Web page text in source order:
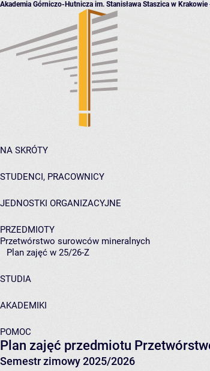
Akademia Górniczo-Hutnicza im. Stanisława Staszica w Krakowie
NA SKRÓTY
STUDENCI, PRACOWNICY
JEDNOSTKI ORGANIZACYJNE
PRZEDMIOTY
Przetwórstwo surowców mineralnych
Plan zajęć w 25/26-Z
STUDIA
AKADEMIKI
POMOC
Plan zajęć przedmiotu
Semestr zimowy 2025/2026